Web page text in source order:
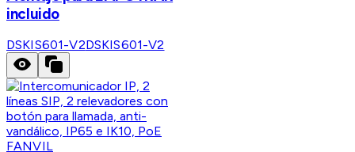
incluido
DSKIS601-V2DSKIS601-V2
FANVIL